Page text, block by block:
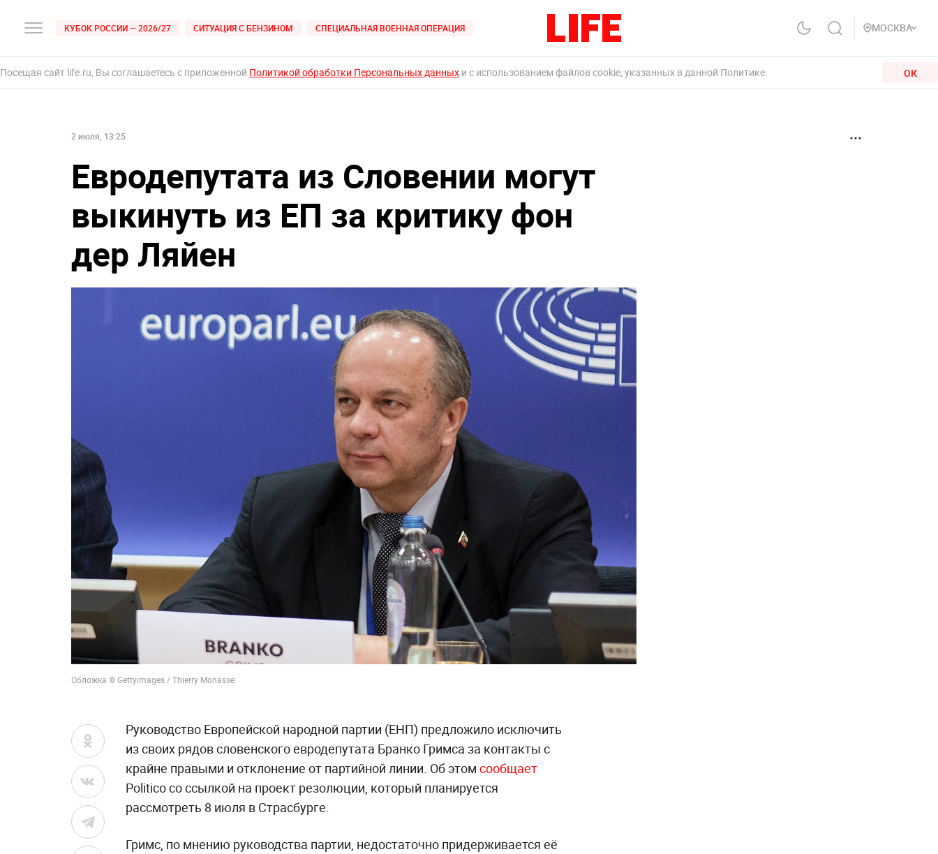
КУБОК РОССИИ — 2026/27 СИТУАЦИЯ С БЕНЗИНОМ СПЕЦИАЛЬНАЯ ВОЕННАЯ ОПЕРАЦИЯ МОСКВА
Посещая сайт life.ru, Вы соглашаетесь с приложенной Политикой обработки Персональных данных и с использованием файлов cookie, указанных в данной Политике. ОК
2 июля, 13:25
Евродепутата из Словении могут
выкинуть из ЕП за критику фон
дер Ляйен
Обложка © Gettyimages / Thierry Monasse
Руководство Европейской народной партии (ЕНП) предложило исключить
из своих рядов словенского евродепутата Бранко Гримса за контакты с
крайне правыми и отклонение от партийной линии. Об этом сообщает
Politico со ссылкой на проект резолюции, который планируется
рассмотреть 8 июля в Страсбурге.
Гримс, по мнению руководства партии, недостаточно придерживается её